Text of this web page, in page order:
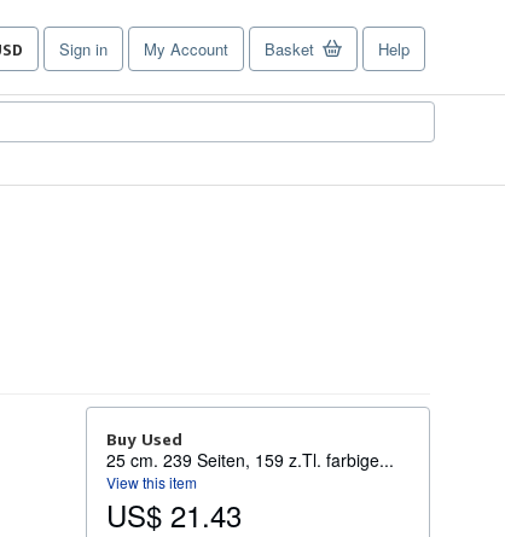
Sign in My Account Basket Help
Buy Used
25 cm. 239 Seiten, 159 z.Tl. farbige...
View this item
US$ 21.43